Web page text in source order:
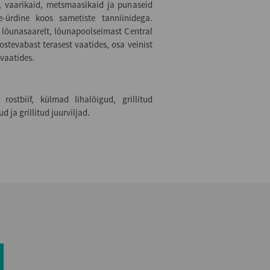
metsmaasikaid ja punaseid
koos sametiste tanniinidega.
lõunapoolseimast Central
terasest vaatides, osa veinist
rostbiif, külmad lihalõigud, grillitud
ja grillitud juurviljad.